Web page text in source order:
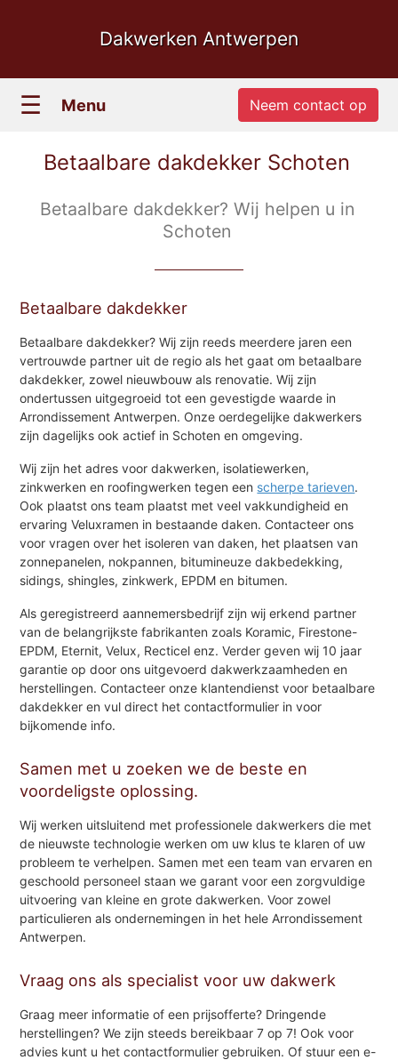
Dakwerken Antwerpen
☰ Menu Neem contact op
Betaalbare dakdekker Schoten
Betaalbare dakdekker? Wij helpen u in
Schoten
Betaalbare dakdekker
Betaalbare dakdekker? Wij zijn reeds meerdere jaren een
vertrouwde partner uit de regio als het gaat om betaalbare
dakdekker, zowel nieuwbouw als renovatie. Wij zijn
ondertussen uitgegroeid tot een gevestigde waarde in
Arrondissement Antwerpen. Onze oerdegelijke dakwerkers
zijn dagelijks ook actief in Schoten en omgeving.
Wij zijn het adres voor dakwerken, isolatiewerken,
zinkwerken en roofingwerken tegen een scherpe tarieven.
Ook plaatst ons team plaatst met veel vakkundigheid en
ervaring Veluxramen in bestaande daken. Contacteer ons
voor vragen over het isoleren van daken, het plaatsen van
zonnepanelen, nokpannen, bitumineuze dakbedekking,
sidings, shingles, zinkwerk, EPDM en bitumen.
Als geregistreerd aannemersbedrijf zijn wij erkend partner
van de belangrijkste fabrikanten zoals Koramic, Firestone-
EPDM, Eternit, Velux, Recticel enz. Verder geven wij 10 jaar
garantie op door ons uitgevoerd dakwerkzaamheden en
herstellingen. Contacteer onze klantendienst voor betaalbare
dakdekker en vul direct het contactformulier in voor
bijkomende info.
Samen met u zoeken we de beste en
voordeligste oplossing.
Wij werken uitsluitend met professionele dakwerkers die met
de nieuwste technologie werken om uw klus te klaren of uw
probleem te verhelpen. Samen met een team van ervaren en
geschoold personeel staan we garant voor een zorgvuldige
uitvoering van kleine en grote dakwerken. Voor zowel
particulieren als ondernemingen in het hele Arrondissement
Antwerpen.
Vraag ons als specialist voor uw dakwerk
Graag meer informatie of een prijsofferte? Dringende
herstellingen? We zijn steeds bereikbaar 7 op 7! Ook voor
advies kunt u het contactformulier gebruiken. Of stuur een e-